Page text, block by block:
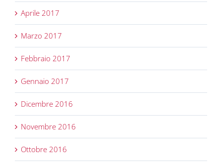
Aprile 2017
Marzo 2017
Febbraio 2017
Gennaio 2017
Dicembre 2016
Novembre 2016
Ottobre 2016